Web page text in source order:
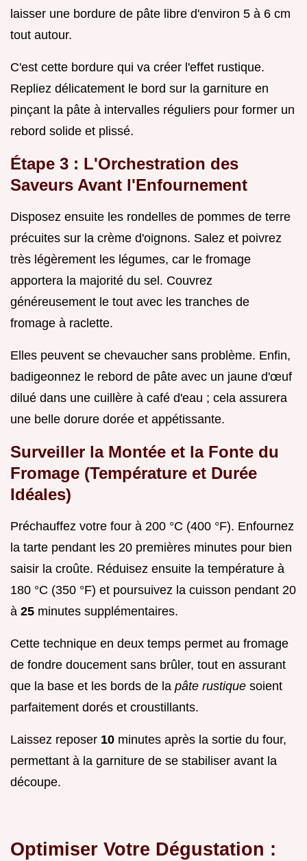
laisser une bordure de pâte libre d'environ 5 à 6 cm
tout autour.
C'est cette bordure qui va créer l'effet rustique.
Repliez délicatement le bord sur la garniture en
pinçant la pâte à intervalles réguliers pour former un
rebord solide et plissé.
Étape 3 : L'Orchestration des
Saveurs Avant l'Enfournement
Disposez ensuite les rondelles de pommes de terre
précuites sur la crème d'oignons. Salez et poivrez
très légèrement les légumes, car le fromage
apportera la majorité du sel. Couvrez
généreusement le tout avec les tranches de
fromage à raclette.
Elles peuvent se chevaucher sans problème. Enfin,
badigeonnez le rebord de pâte avec un jaune d'œuf
dilué dans une cuillère à café d'eau ; cela assurera
une belle dorure dorée et appétissante.
Surveiller la Montée et la Fonte du
Fromage (Température et Durée
Idéales)
Préchauffez votre four à 200 °C (400 °F). Enfournez
la tarte pendant les 20 premières minutes pour bien
saisir la croûte. Réduisez ensuite la température à
180 °C (350 °F) et poursuivez la cuisson pendant 20
à 25 minutes supplémentaires.
Cette technique en deux temps permet au fromage
de fondre doucement sans brûler, tout en assurant
que la base et les bords de la pâte rustique soient
parfaitement dorés et croustillants.
Laissez reposer 10 minutes après la sortie du four,
permettant à la garniture de se stabiliser avant la
découpe.
Optimiser Votre Dégustation :